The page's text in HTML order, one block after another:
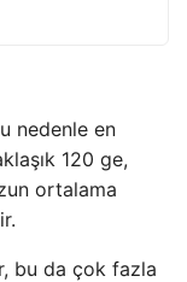
nedenle en
120 ge,
ortalama
bu da çok fazla